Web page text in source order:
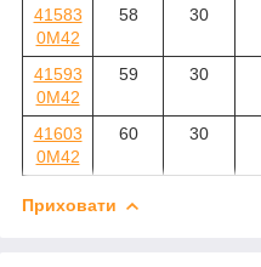
41583
0M42
58 30
41593
0M42
59 30
41603
0M42
60 30
Приховати